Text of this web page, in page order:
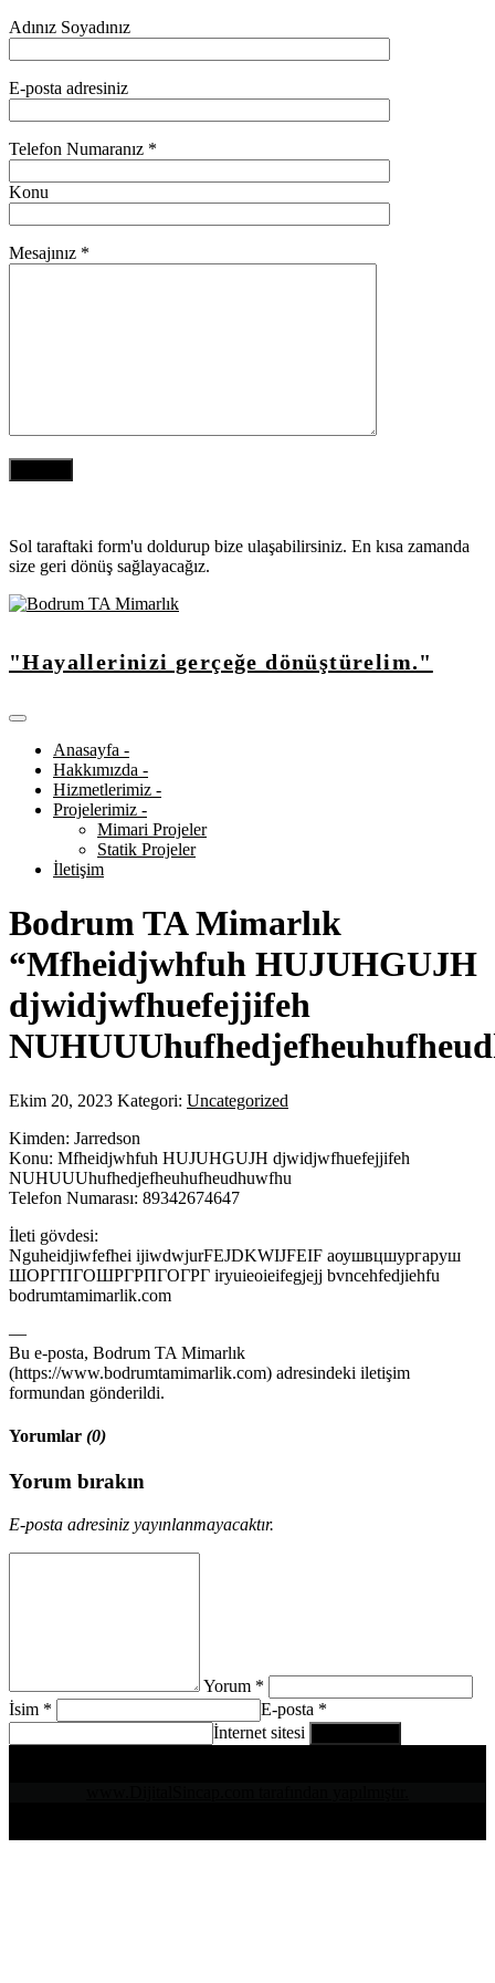
Adınız Soyadınız
E-posta adresiniz
Telefon Numaranız *
Konu
Mesajınız *
Sol taraftaki form'u doldurup bize ulaşabilirsiniz. En kısa zamanda
size geri dönüş sağlayacağız.
"Hayallerinizi gerçeğe dönüştürelim."
Anasayfa -
Hakkımızda -
Hizmetlerimiz -
Projelerimiz -
Mimari Projeler
Statik Projeler
İletişim
Bodrum TA Mimarlık
“Mfheidjwhfuh HUJUHGUJH
djwidjwfhuefejjifeh
Ekim 20, 2023 Kategori: Uncategorized
Kimden: Jarredson
Konu: Mfheidjwhfuh HUJUHGUJH djwidjwfhuefejjifeh
NUHUUUhufhedjefheuhufheudhuwfhu
Telefon Numarası: 89342674647
İleti gövdesi:
Nguheidjiwfefhei ijiwdwjurFEJDKWIJFEIF аоушвцшургаруш
ШОРГПГОШРГРПГОГРГ iryuieoieifegjejj bvncehfedjiehfu
bodrumtamimarlik.com
—
Bu e-posta, Bodrum TA Mimarlık
(https://www.bodrumtamimarlik.com) adresindeki iletişim
formundan gönderildi.
Yorumlar (0)
Yorum bırakın
E-posta adresiniz yayınlanmayacaktır.
Yorum *
İsim *
E-posta *
İnternet sitesi